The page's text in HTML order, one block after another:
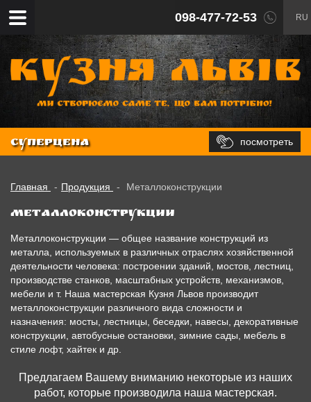
RU
098-477-72-53
СУПЕРЦЕНА посмотреть
Главная - Продукция - Металлоконструкции
Металлоконструкции
Металлоконструкции — общее название конструкций из
металла, используемых в различных отраслях хозяйственной
деятельности человека: построении зданий, мостов, лестниц,
производстве станков, масштабных устройств, механизмов,
мебели и т. Наша мастерская Кузня Львов производит
металлоконструкции различного вида сложности и
назначения: мосты, лестницы, беседки, навесы, декоративные
конструкции, автобусные остановки, зимние сады, мебель в
стиле лофт, хайтек и др.
Предлагаем Вашему вниманию некоторые из наших
работ, которые производила наша мастерская.